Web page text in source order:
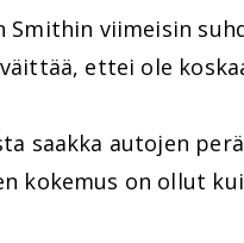
Smithin viimeisin
ettei ole
saakka autojen
kokemus on ollut